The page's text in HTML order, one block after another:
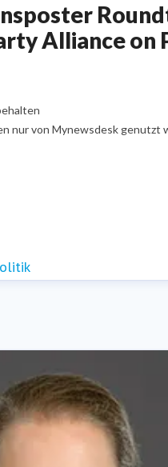
Alliance on
nur von Mynewsdesk genutzt